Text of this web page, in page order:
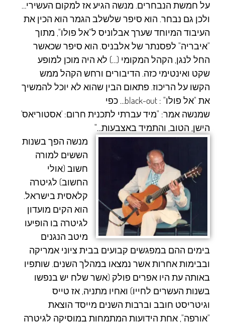
על חמשת הנבחרים. מנשה הגיע אז למקום העשירי…
ולכן גם נבחר. הוא סיפר שלשלב הגמר הוא הכין את
העיבוד המיוחד שערך אבלוניס ל"אל פולו", מתוך
"איבריה" לפסנתר של אלבניס. הוא סיפר שכאשר
החל לנגן, הקהל המקומי (…) לא היה מוכן למופע
שקט ואינטימי כזה. הדיבורים ורחש הקהל ממש
הקשו על הריכוז. פתאום הבין שהוא לא יוכל להמשיך
את "אל פולו" : black-out… כפי
שמנשה אמר: "מיד עברתי לתכנית חרום: 'אסטוריאס'
הישן, הטוב, והתמיד באצבעות…"
מנשה הפך בשנות
הששים למורה
חשוב (אולי
החשוב) לגיטרה
קלאסית בישראל.
הוא הקים מועדון
לגיטרה בו הופיעו
מיטב הנגנים
בימים ההם במפגשים קבועים בבית ציוני אמריקה
ובבימות אחרות אשר נמצאו במהלך השנים. שותפיו
באותה עת היו אפרים פולק (אשר שלח יש בנפשו
בשנות העשרים לחייו) ואחיו מתניה, אז טייס
וגיטריסט חובב וברבות השנים מייסד הוצאת
"אורפה", אחת הידועות המתמחות במוסיקה לגיטרה